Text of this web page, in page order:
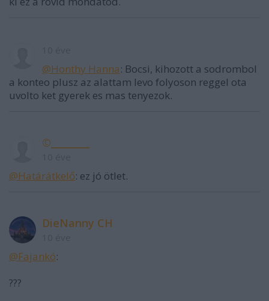
@Honthy Hanna: Bocsi, kihozott a sodrombol
a konteo plusz az alattam levo folyoson reggel ota
uvolto ket gyerek es mas tenyezok.
©________
@Határátkelő: ez jó ötlet.
DieNanny CH
@Fajankó:
???